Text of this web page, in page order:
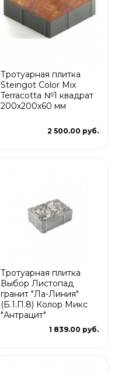
Тротуарная плитка
Steingot Color Mix
Terracotta №1 квадрат
200х200х60 мм
2 500.00 руб.
Тротуарная плитка
Выбор Листопад
гранит "Ла-Линия"
(Б.1.П.8) Колор Микс
"Антрацит"
1 839.00 руб.